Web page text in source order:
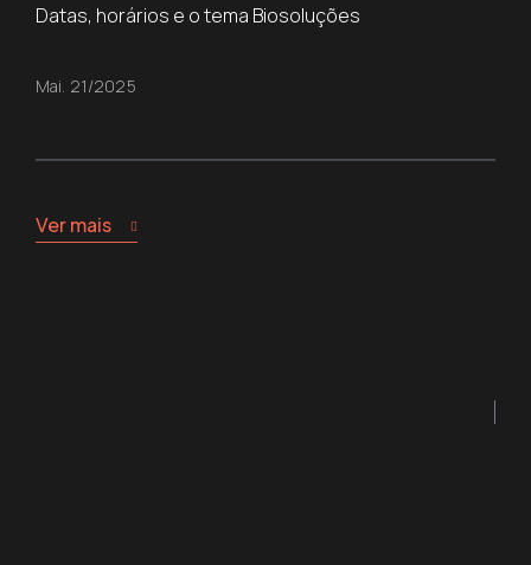
Datas, horários e o tema Biosoluções
Mai. 21/2025
Ver mais